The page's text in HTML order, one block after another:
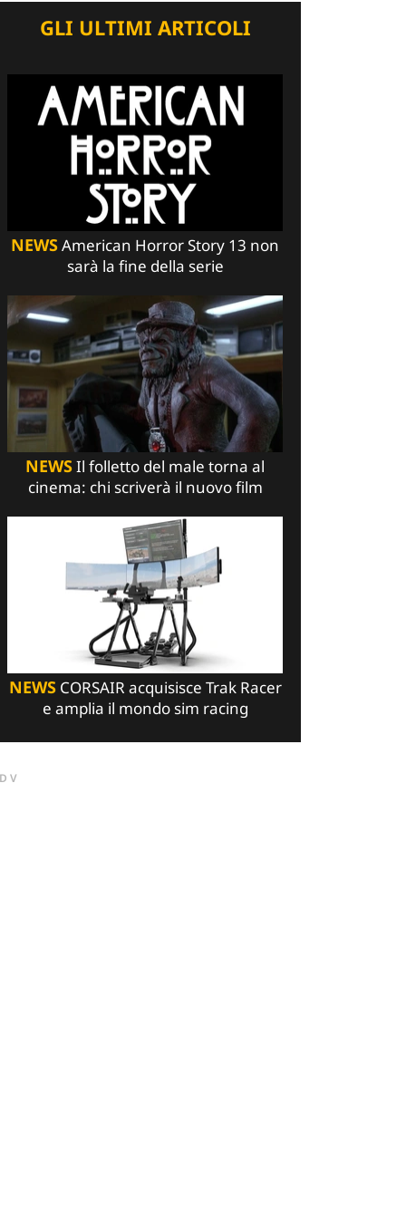
GLI ULTIMI ARTICOLI
NEWSAmerican Horror Story 13 non
sarà la fine della serie
NEWSIl folletto del male torna al
cinema: chi scriverà il nuovo film
NEWSCORSAIR acquisisce Trak Racer
e amplia il mondo sim racing